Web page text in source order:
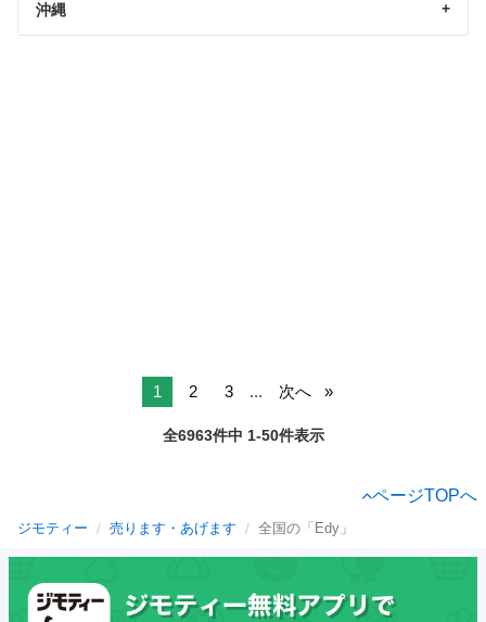
沖縄
1 2 3 ... 次へ
全6963件中 1-50件表示
ページTOPへ
ジモティー 売ります・あげます 全国の「Edy」